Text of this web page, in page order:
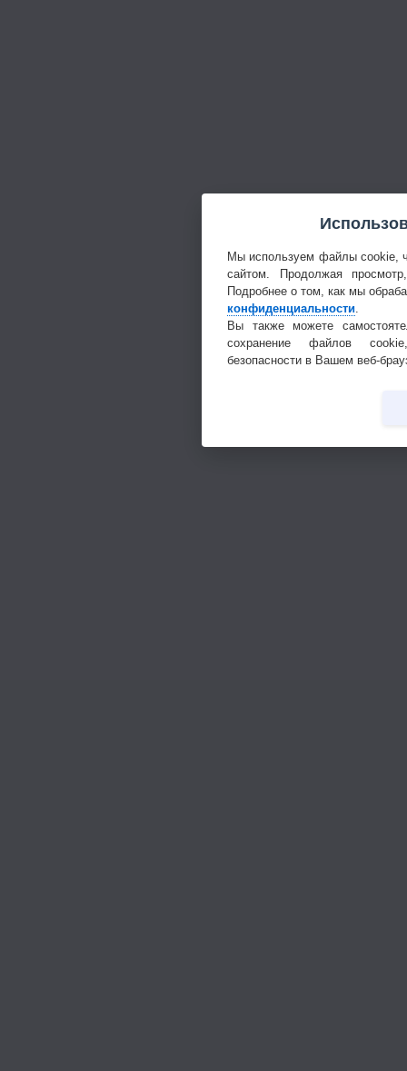
Мы используем файлы cookie,
сайтом. Продолжая
Подробнее о том, как мы
конфиденциальности
Вы также можете
сохранение файлов
безопасности в Вашем веб-